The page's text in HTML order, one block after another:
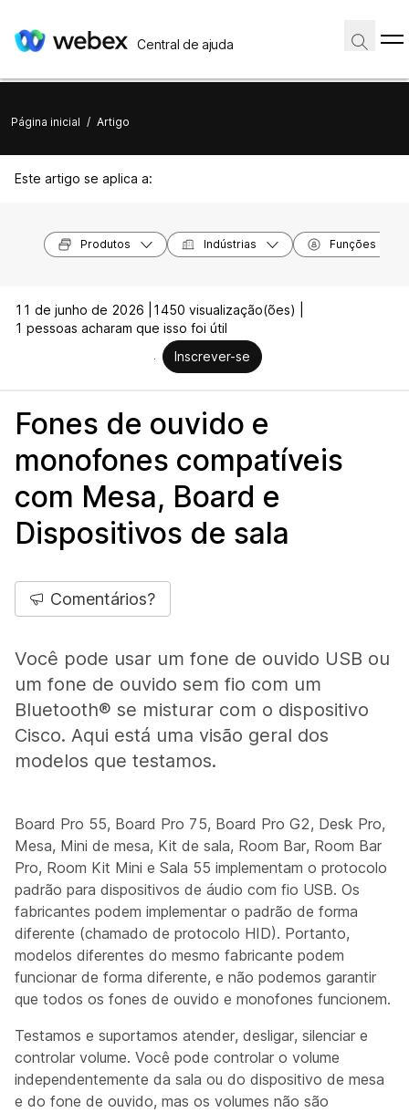
Central de ajuda
Página inicial / Artigo
Este artigo se aplica a:
Produtos Indústrias Funções
11 de junho de 2026 |
1450 visualização(ões) |
1 pessoas acharam que isso foi útil
Inscrever-se
Fones de ouvido e
monofones compatíveis
com Mesa, Board e
Dispositivos de sala
Comentários?
Você pode usar um fone de ouvido USB ou
um fone de ouvido sem fio com um
Bluetooth® se misturar com o dispositivo
Cisco. Aqui está uma visão geral dos
modelos que testamos.
Board Pro 55, Board Pro 75, Board Pro G2, Desk Pro,
Mesa, Mini de mesa, Kit de sala, Room Bar, Room Bar
Pro, Room Kit Mini e Sala 55 implementam o protocolo
padrão para dispositivos de áudio com fio USB. Os
fabricantes podem implementar o padrão de forma
diferente (chamado de protocolo HID). Portanto,
modelos diferentes do mesmo fabricante podem
funcionar de forma diferente, e não podemos garantir
que todos os fones de ouvido e monofones funcionem.
Testamos e suportamos atender, desligar, silenciar e
controlar volume. Você pode controlar o volume
independentemente da sala ou do dispositivo de mesa
e do fone de ouvido, mas os volumes não são